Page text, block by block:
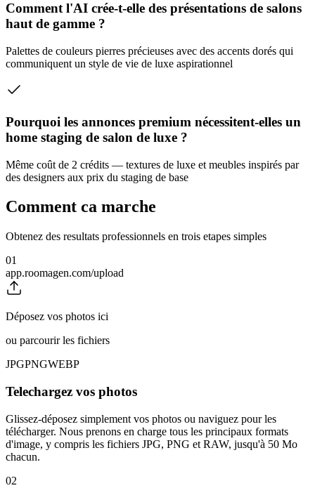
Comment l'AI crée-t-elle des présentations de salons
haut de gamme ?
Palettes de couleurs pierres précieuses avec des accents dorés qui
communiquent un style de vie de luxe aspirationnel
Pourquoi les annonces premium nécessitent-elles un
home staging de salon de luxe ?
Même coût de 2 crédits — textures de luxe et meubles inspirés par
des designers aux prix du staging de base
Comment ca marche
Obtenez des resultats professionnels en trois etapes simples
01
app.roomagen.com/upload
Déposez vos photos ici
ou parcourir les fichiers
JPGPNGWEBP
Telechargez vos photos
Glissez-déposez simplement vos photos ou naviguez pour les
télécharger. Nous prenons en charge tous les principaux formats
d'image, y compris les fichiers JPG, PNG et RAW, jusqu'à 50 Mo
chacun.
02